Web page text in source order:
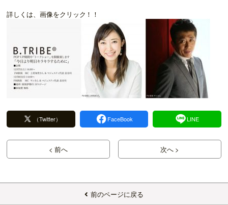
詳しくは、画像をクリック！！
（Twitter） FaceBook LINE
< 前へ 次へ >
前のページに戻る